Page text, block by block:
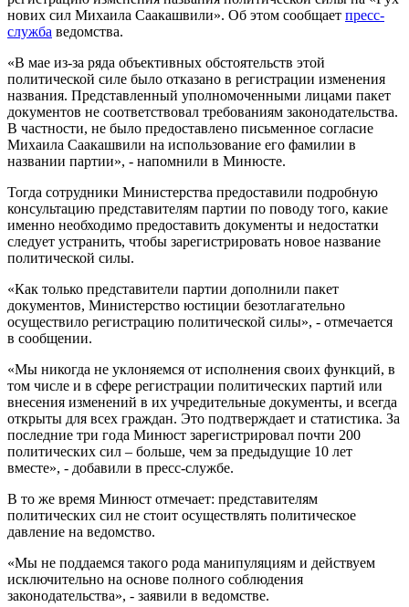
нових сил Михаила Саакашвили». Об этом сообщает пресс-
служба ведомства.
«В мае из-за ряда объективных обстоятельств этой
политической силе было отказано в регистрации изменения
названия. Представленный уполномоченными лицами пакет
документов не соответствовал требованиям законодательства.
В частности, не было предоставлено письменное согласие
Михаила Саакашвили на использование его фамилии в
названии партии», - напомнили в Минюсте.
Тогда сотрудники Министерства предоставили подробную
консультацию представителям партии по поводу того, какие
именно необходимо предоставить документы и недостатки
следует устранить, чтобы зарегистрировать новое название
политической силы.
«Как только представители партии дополнили пакет
документов, Министерство юстиции безотлагательно
осуществило регистрацию политической силы», - отмечается
в сообщении.
«Мы никогда не уклоняемся от исполнения своих функций, в
том числе и в сфере регистрации политических партий или
внесения изменений в их учредительные документы, и всегда
открыты для всех граждан. Это подтверждает и статистика. За
последние три года Минюст зарегистрировал почти 200
политических сил – больше, чем за предыдущие 10 лет
вместе», - добавили в пресс-службе.
В то же время Минюст отмечает: представителям
политических сил не стоит осуществлять политическое
давление на ведомство.
«Мы не поддаемся такого рода манипуляциям и действуем
исключительно на основе полного соблюдения
законодательства», - заявили в ведомстве.